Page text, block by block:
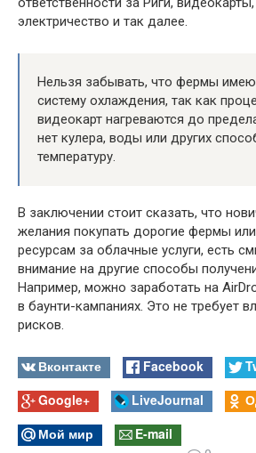
электричество и так далее.
Нельзя забывать, что фермы
систему охлаждения, так как
видеокарт нагреваются до
нет кулера, воды или других
температуру.
В заключении стоит сказать, что
желания покупать дорогие фермы или
ресурсам за облачные услуги, есть
внимание на другие способы
Например, можно заработать на
в баунти-кампаниях. Это не требует
рисков.
Вконтакте Facebook
Google+
LiveJournal
Мой мир
E-mail